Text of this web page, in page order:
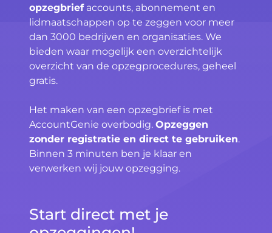
opzegbriefaccounts, abonnement en
lidmaatschappen op te zeggen voor meer
dan 3000 bedrijven en organisaties. We
bieden waar mogelijk een overzichtelijk
overzicht van de opzegprocedures, geheel
gratis.
Het maken van een opzegbrief is met
AccountGenie overbodig. Opzeggen
zonder registratie en direct te gebruiken.
Binnen 3 minuten ben je klaar en
verwerken wij jouw opzegging.
Start direct met je